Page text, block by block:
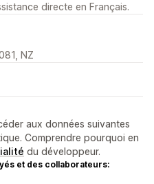
directe en Français.
NZ
aux données suivantes
Comprendre pourquoi en
du développeur.
et des collaborateurs: